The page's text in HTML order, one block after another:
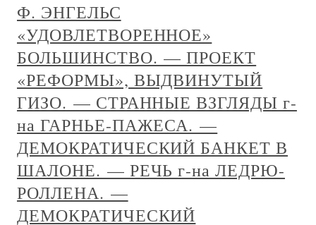
Ф. ЭНГЕЛЬС
«УДОВЛЕТВОРЕННОЕ»
БОЛЬШИНСТВО. — ПРОЕКТ
«РЕФОРМЫ», ВЫДВИНУТЫЙ
ГИЗО. — СТРАННЫЕ ВЗГЛЯДЫ г-
на ГАРНЬЕ-ПАЖЕСА. —
ДЕМОКРАТИЧЕСКИЙ БАНКЕТ В
ШАЛОНЕ. — РЕЧЬ г-на ЛЕДРЮ-
РОЛЛЕНА. —
ДЕМОКРАТИЧЕСКИЙ